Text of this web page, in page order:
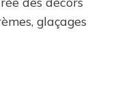
glaçages